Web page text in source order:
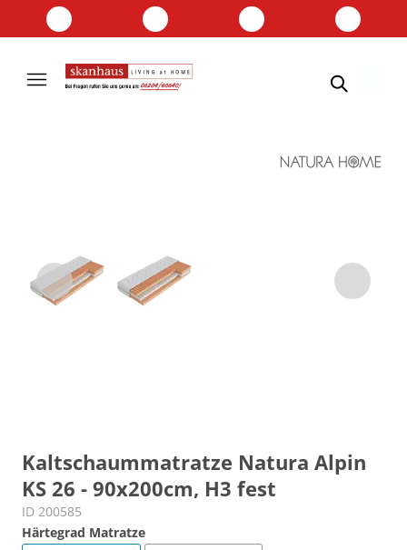
Kaltschaummatratze Natura Alpin
KS 26 - 90x200cm, H3 fest
ID 200585
Härtegrad Matratze